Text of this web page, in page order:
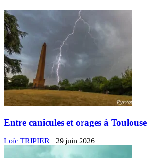
Entre canicules et orages à Toulouse
Loïc TRIPIER - 29 juin 2026